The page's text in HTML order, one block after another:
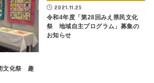
文化祭 趣
2021.11.25
令和4年度「第28回みえ県民文化
祭 地域自主プログラム」募集の
お知らせ